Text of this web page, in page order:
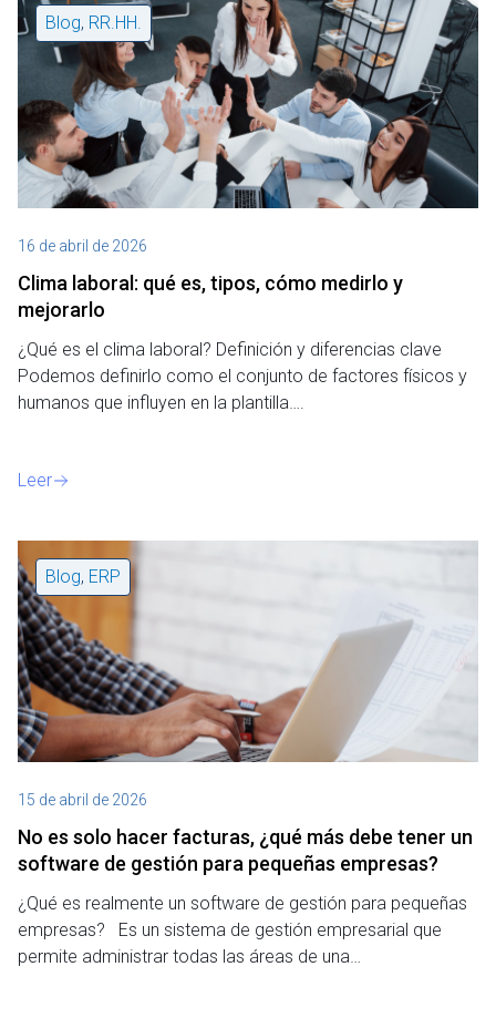
Blog, RR.HH.
16 de abril de 2026
Clima laboral: qué es, tipos, cómo medirlo y
mejorarlo
¿Qué es el clima laboral? Definición y diferencias clave
Podemos definirlo como el conjunto de factores físicos y
humanos que influyen en la plantilla….
Leer
Blog, ERP
15 de abril de 2026
No es solo hacer facturas, ¿qué más debe tener un
software de gestión para pequeñas empresas?
¿Qué es realmente un software de gestión para pequeñas
empresas? Es un sistema de gestión empresarial que
permite administrar todas las áreas de una…